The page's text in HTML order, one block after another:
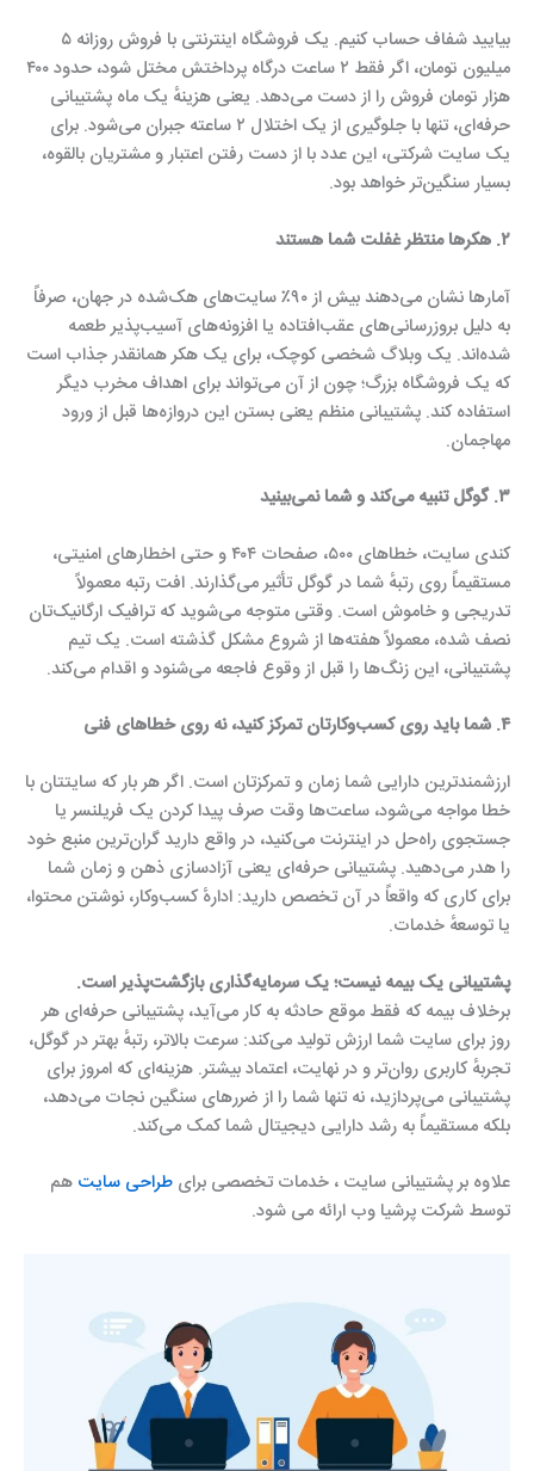
بیایید شفاف حساب کنیم. یک فروشگاه اینترنتی با فروش روزانه ۵
میلیون تومان، اگر فقط ۲ ساعت درگاه پرداختش مختل شود، حدود ۴۰۰
هزار تومان فروش را از دست می‌دهد. یعنی هزینهٔ یک ماه پشتیبانی
حرفه‌ای، تنها با جلوگیری از یک اختلال ۲ ساعته جبران می‌شود. برای
یک سایت شرکتی، این عدد با از دست رفتن اعتبار و مشتریان بالقوه،
بسیار سنگین‌تر خواهد بود.
۲. هکرها منتظر غفلت شما هستند
آمارها نشان می‌دهند بیش از ۹۰٪ سایت‌های هک‌شده در جهان، صرفاً
به دلیل بروزرسانی‌های عقب‌افتاده یا افزونه‌های آسیب‌پذیر طعمه
شده‌اند. یک وبلاگ شخصی کوچک، برای یک هکر همانقدر جذاب است
که یک فروشگاه بزرگ؛ چون از آن می‌تواند برای اهداف مخرب دیگر
استفاده کند. پشتیبانی منظم یعنی بستن این دروازه‌ها قبل از ورود
مهاجمان.
۳. گوگل تنبیه می‌کند و شما نمی‌بینید
کندی سایت، خطاهای ۵۰۰، صفحات ۴۰۴ و حتی اخطارهای امنیتی،
مستقیماً روی رتبهٔ شما در گوگل تأثیر می‌گذارند. افت رتبه معمولاً
تدریجی و خاموش است. وقتی متوجه می‌شوید که ترافیک ارگانیک‌تان
نصف شده، معمولاً هفته‌ها از شروع مشکل گذشته است. یک تیم
پشتیبانی، این زنگ‌ها را قبل از وقوع فاجعه می‌شنود و اقدام می‌کند.
۴. شما باید روی کسب‌وکارتان تمرکز کنید، نه روی خطاهای فنی
ارزشمندترین دارایی شما زمان و تمرکزتان است. اگر هر بار که سایتتان با
خطا مواجه می‌شود، ساعت‌ها وقت صرف پیدا کردن یک فریلنسر یا
جستجوی راه‌حل در اینترنت می‌کنید، در واقع دارید گران‌ترین منبع خود
را هدر می‌دهید. پشتیبانی حرفه‌ای یعنی آزادسازی ذهن و زمان شما
برای کاری که واقعاً در آن تخصص دارید: ادارهٔ کسب‌وکار، نوشتن محتوا،
یا توسعهٔ خدمات.
پشتیبانی یک بیمه نیست؛ یک سرمایه‌گذاری بازگشت‌پذیر است.
برخلاف بیمه که فقط موقع حادثه به کار می‌آید، پشتیبانی حرفه‌ای هر
روز برای سایت شما ارزش تولید می‌کند: سرعت بالاتر، رتبهٔ بهتر در گوگل،
تجربهٔ کاربری روان‌تر و در نهایت، اعتماد بیشتر. هزینه‌ای که امروز برای
پشتیبانی می‌پردازید، نه تنها شما را از ضررهای سنگین نجات می‌دهد،
بلکه مستقیماً به رشد دارایی دیجیتال شما کمک می‌کند.
علاوه بر پشتیبانی سایت ، خدمات تخصصی برای طراحی سایت هم
توسط شرکت پرشیا وب ارائه می شود.